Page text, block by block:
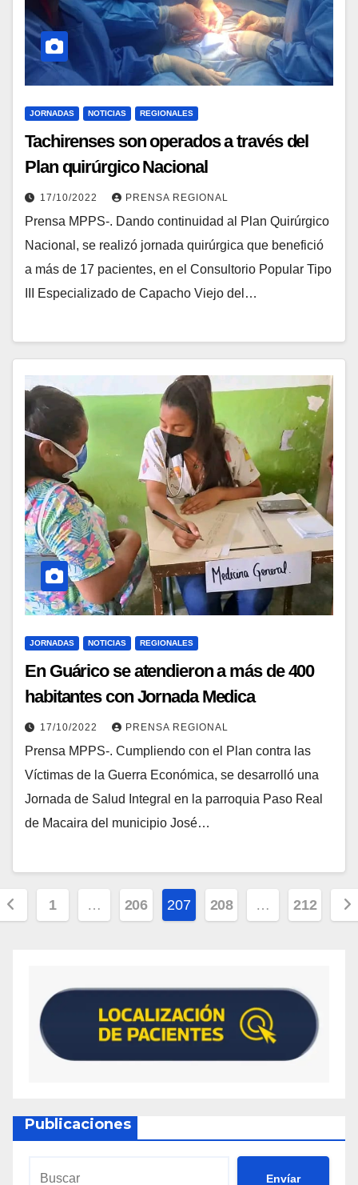
JORNADAS NOTICIAS REGIONALES
Tachirenses son operados a través del
Plan quirúrgico Nacional
17/10/2022 PRENSA REGIONAL
Prensa MPPS-. Dando continuidad al Plan Quirúrgico
Nacional, se realizó jornada quirúrgica que benefició
a más de 17 pacientes, en el Consultorio Popular Tipo
III Especializado de Capacho Viejo del…
JORNADAS NOTICIAS REGIONALES
En Guárico se atendieron a más de 400
habitantes con Jornada Medica
17/10/2022 PRENSA REGIONAL
Prensa MPPS-. Cumpliendo con el Plan contra las
Víctimas de la Guerra Económica, se desarrolló una
Jornada de Salud Integral en la parroquia Paso Real
de Macaira del municipio José…
1 … 206 207 208 … 212
Publicaciones
Envíar